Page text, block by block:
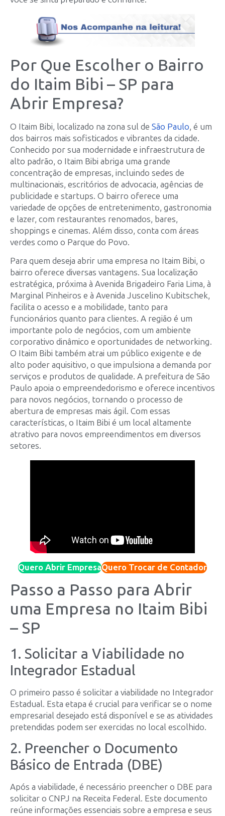
Por Que Escolher o Bairro
do Itaim Bibi – SP para
Abrir Empresa?
O Itaim Bibi, localizado na zona sul de São Paulo, é um
dos bairros mais sofisticados e vibrantes da cidade.
Conhecido por sua modernidade e infraestrutura de
alto padrão, o Itaim Bibi abriga uma grande
concentração de empresas, incluindo sedes de
multinacionais, escritórios de advocacia, agências de
publicidade e startups. O bairro oferece uma
variedade de opções de entretenimento, gastronomia
e lazer, com restaurantes renomados, bares,
shoppings e cinemas. Além disso, conta com áreas
verdes como o Parque do Povo.
Para quem deseja abrir uma empresa no Itaim Bibi, o
bairro oferece diversas vantagens. Sua localização
estratégica, próxima à Avenida Brigadeiro Faria Lima, à
Marginal Pinheiros e à Avenida Juscelino Kubitschek,
facilita o acesso e a mobilidade, tanto para
funcionários quanto para clientes. A região é um
importante polo de negócios, com um ambiente
corporativo dinâmico e oportunidades de networking.
O Itaim Bibi também atrai um público exigente e de
alto poder aquisitivo, o que impulsiona a demanda por
serviços e produtos de qualidade. A prefeitura de São
Paulo apoia o empreendedorismo e oferece incentivos
para novos negócios, tornando o processo de
abertura de empresas mais ágil. Com essas
características, o Itaim Bibi é um local altamente
atrativo para novos empreendimentos em diversos
setores.
Quero Abrir EmpresaQuero Trocar de Contador
Passo a Passo para Abrir
uma Empresa no Itaim Bibi
– SP
1. Solicitar a Viabilidade no
Integrador Estadual
O primeiro passo é solicitar a viabilidade no Integrador
Estadual. Esta etapa é crucial para verificar se o nome
empresarial desejado está disponível e se as atividades
pretendidas podem ser exercidas no local escolhido.
2. Preencher o Documento
Básico de Entrada (DBE)
Após a viabilidade, é necessário preencher o DBE para
solicitar o CNPJ na Receita Federal. Este documento
reúne informações essenciais sobre a empresa e seus